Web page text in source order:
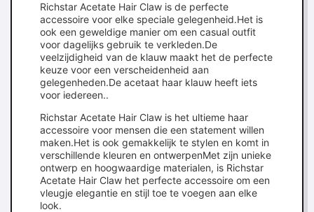
Richstar Acetate Hair Claw is de perfecte
accessoire voor elke speciale gelegenheid.Het is
ook een geweldige manier om een casual outfit
voor dagelijks gebruik te verkleden.De
veelzijdigheid van de klauw maakt het de perfecte
keuze voor een verscheidenheid aan
gelegenheden.De acetaat haar klauw heeft iets
voor iedereen..
Richstar Acetate Hair Claw is het ultieme haar
accessoire voor mensen die een statement willen
maken.Het is ook gemakkelijk te stylen en komt in
verschillende kleuren en ontwerpenMet zijn unieke
ontwerp en hoogwaardige materialen, is Richstar
Acetate Hair Claw het perfecte accessoire om een
vleugje elegantie en stijl toe te voegen aan elke
look.